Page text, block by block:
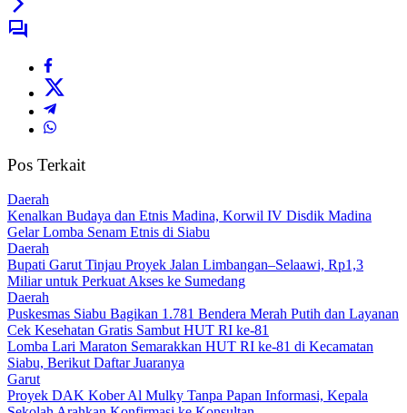
Pos Terkait
Daerah
Kenalkan Budaya dan Etnis Madina, Korwil IV Disdik Madina
Gelar Lomba Senam Etnis di Siabu
Daerah
Bupati Garut Tinjau Proyek Jalan Limbangan–Selaawi, Rp1,3
Miliar untuk Perkuat Akses ke Sumedang
Daerah
Puskesmas Siabu Bagikan 1.781 Bendera Merah Putih dan Layanan
Cek Kesehatan Gratis Sambut HUT RI ke-81
Lomba Lari Maraton Semarakkan HUT RI ke-81 di Kecamatan
Siabu, Berikut Daftar Juaranya
Garut
Proyek DAK Kober Al Mulky Tanpa Papan Informasi, Kepala